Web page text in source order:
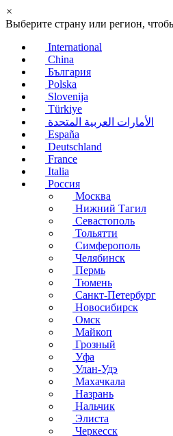
×
Выберите страну или регион,
International
China
България
Polska
Slovenija
Türkiye
الأمارات العربية المتحدة
España
Deutschland
France
Italia
Россия
Москва
Нижний Тагил
Севастополь
Тольятти
Симферополь
Челябинск
Пермь
Тюмень
Санкт-Петербург
Новосибирск
Омск
Майкоп
Грозный
Уфа
Улан-Удэ
Махачкала
Назрань
Нальчик
Элиста
Черкесск